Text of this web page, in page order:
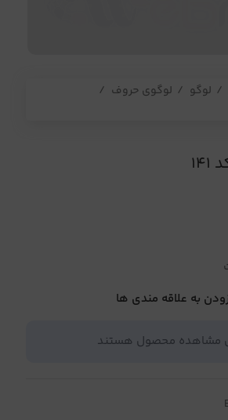
لوگو
لوگوی حروف
به علاقه مندی ها
مشاهده محصول هستند